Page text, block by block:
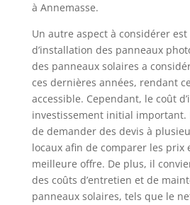
à Annemasse.
Un autre aspect à considérer
d’installation des panneaux
des panneaux solaires a
ces dernières années, rendant
accessible. Cependant, le coût
investissement initial important.
de demander des devis à
locaux afin de comparer les prix
meilleure offre. De plus, il
des coûts d’entretien et de
panneaux solaires, tels que le